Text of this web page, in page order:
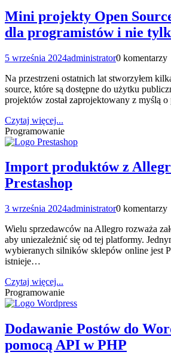
Mini projekty Open
dla programistów i nie
5 września 2024administrator0 komentarzy
Na przestrzeni ostatnich lat stworzyłem
source, które są dostępne do użytku
projektów został zaprojektowany z myślą
Czytaj więcej...
Programowanie
Import produktów z
Prestashop
3 września 2024administrator0 komentarzy
Wielu sprzedawców na Allegro rozważa
aby uniezależnić się od tej platformy.
wybieranych silników sklepów online jest
istnieje…
Czytaj więcej...
Programowanie
Dodawanie Postów do
pomocą API w PHP